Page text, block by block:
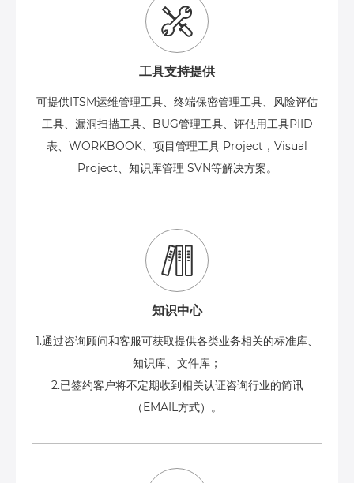
工具支持提供
可提供ITSM运维管理工具、终端保密管理工具、风险评估
工具、漏洞扫描工具、BUG管理工具、评估用工具PIID
表、WORKBOOK、项目管理工具 Project，Visual
Project、知识库管理 SVN等解决方案。
知识中心
1.通过咨询顾问和客服可获取提供各类业务相关的标准库、
知识库、文件库；
2.已签约客户将不定期收到相关认证咨询行业的简讯
（EMAIL方式）。